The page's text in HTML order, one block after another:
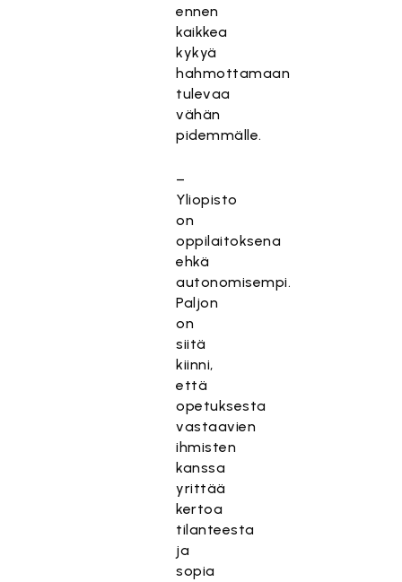
ennen
kaikkea
kykyä
hahmottamaan
tulevaa
vähän
pidemmälle.
–
Yliopisto
on
oppilaitoksena
ehkä
autonomisempi.
Paljon
on
siitä
kiinni,
että
opetuksesta
vastaavien
ihmisten
kanssa
yrittää
kertoa
tilanteesta
ja
sopia